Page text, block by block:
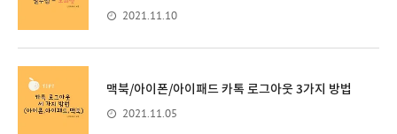
2021.11.10
맥북/아이폰/아이패드 카톡 로그아웃 3가지 방법
2021.11.05